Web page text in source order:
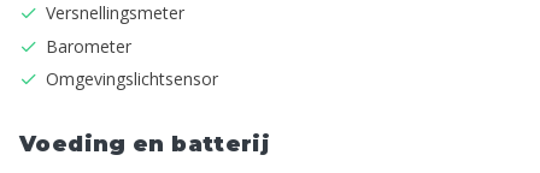
Versnellings­meter
Barometer
Omgevings­licht­sensor
Voeding en batterij